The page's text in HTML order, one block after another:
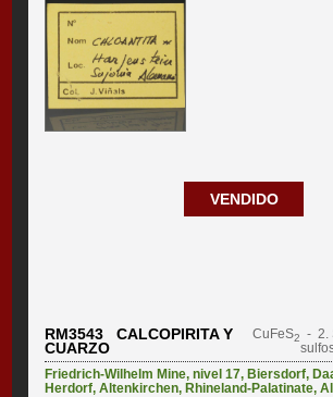
VENDIDO
RM3543 CALCOPIRITA Y
CUARZO
CuFeS2
- 2.
Friedrich-Wilhelm Mine, nivel 17,Biersdorf,
Herdorf,Altenkirchen,Rhineland-Palatinate,